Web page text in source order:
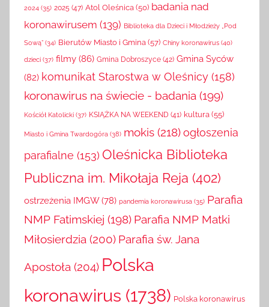
2024 (35) 2025 (47) Atol Oleśnica (50) badania nad
koronawirusem (139) Biblioteka dla Dzieci i Młodzieży „Pod
Sową” (34) Bierutów Miasto i Gmina (57) Chiny koronawirus (40)
dzieci (37) filmy (86) Gmina Dobroszyce (42) Gmina Syców
(82) komunikat Starostwa w Oleśnicy (158)
koronawirus na świecie - badania (199)
Kościół Katolicki (37) KSIĄŻKA NA WEEKEND (41) kultura (55)
Miasto i Gmina Twardogóra (38) mokis (218)ogłoszenia
parafialne (153) Oleśnicka Biblioteka
Publiczna im. Mikołaja Reja (402)
ostrzeżenia IMGW(78) pandemia koronawirusa (35) Parafia
NMP Fatimskiej (198) Parafia NMP Matki
Miłosierdzia (200) Parafia św. Jana
Apostoła (204) Polska
koronawirus (1738) Polska koronawirus